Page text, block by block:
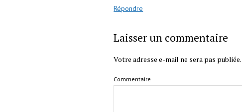
Répondre
Laisser un commentaire
Votre adresse e-mail ne sera pas publiée.
Commentaire